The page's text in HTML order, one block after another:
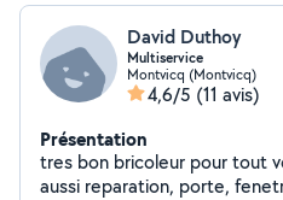
David Duthoy
Multiservice
Montvicq (Montvicq)
4,6/5 (11 avis)
Présentation
tres bon bricoleur pour tout
aussi reparation, porte,